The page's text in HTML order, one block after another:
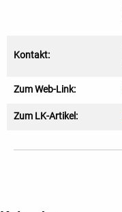
Kontakt:
Zum Web-Link:
Zum LK-Artikel: